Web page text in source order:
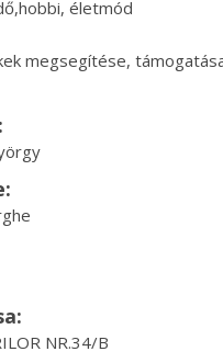
életmód
megsegítése,
NR.34/B